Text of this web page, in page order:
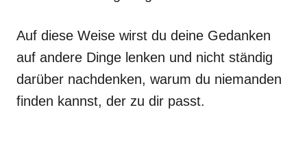
Auf diese Weise wirst du deine Gedanken
auf andere Dinge lenken und nicht ständig
darüber nachdenken, warum du niemanden
finden kannst, der zu dir passt.